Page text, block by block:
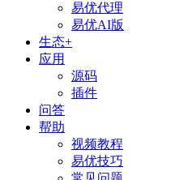
易优代理
易优AI版
生态+
应用
源码
插件
问答
帮助
视频教程
易优技巧